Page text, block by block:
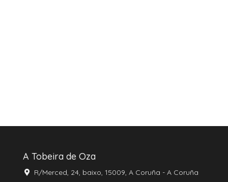
A Tobeira de Oza
R/Merced, 24, baixo, 15009, A Coruña - A Coruña